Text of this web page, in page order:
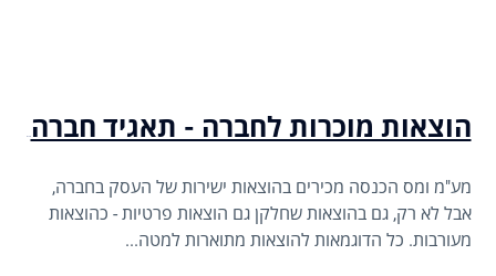
הוצאות מוכרות לחברה - תאגיד חברה בע"מ 2026
מע"מ ומס הכנסה מכירים בהוצאות ישירות של העסק בחברה,
אבל לא רק, גם בהוצאות שחלקן גם הוצאות פרטיות - כהוצאות
מעורבות. כל הדוגמאות להוצאות מתוארות למטה...